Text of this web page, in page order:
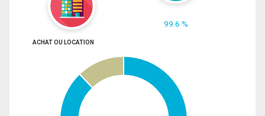
99.6 %
ACHAT OU LOCATION